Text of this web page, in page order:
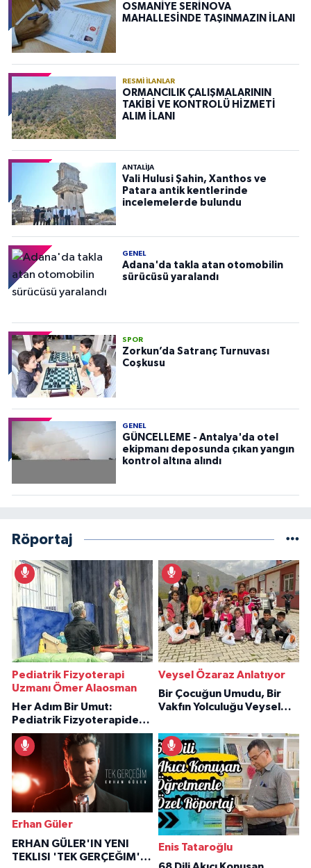
OSMANİYE SERİNOVA
MAHALLESİNDE TAŞINMAZIN İLANI
RESMI İLANLAR
ORMANCILIK ÇALIŞMALARININ
TAKİBİ VE KONTROLÜ HİZMETİ
ALIM İLANI
ANTALIJA
Vali Hulusi Şahin, Xanthos ve
Patara antik kentlerinde
incelemelerde bulundu
GENEL
Adana'da takla atan otomobilin
sürücüsü yaralandı
SPOR
Zorkun’da Satranç Turnuvası
Coşkusu
GENEL
GÜNCELLEME - Antalya'da otel
ekipmanı deposunda çıkan yangın
kontrol altına alındı
Röportaj
Pediatrik Fizyoterapi
Uzmanı Ömer Alaosman
Her Adım Bir Umut:
Pediatrik Fizyoterapiden
İlham Veren Hikâyeler
Veysel Özaraz Anlatıyor
Bir Çocuğun Umudu, Bir
Vakfın Yolculuğu Veysel
Erhan Güler
ERHAN GÜLER'IN YENI
TEKLISI 'TEK GERÇEĞIM'LE
Enis Tataroğlu